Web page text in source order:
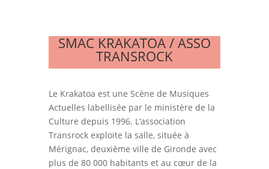
SMAC KRAKATOA / ASSO
TRANSROCK
Le Krakatoa est une Scène de Musiques
Actuelles labellisée par le ministère de la
Culture depuis 1996. L’association
Transrock exploite la salle, située à
Mérignac, deuxième ville de Gironde avec
plus de 80 000 habitants et au cœur de la